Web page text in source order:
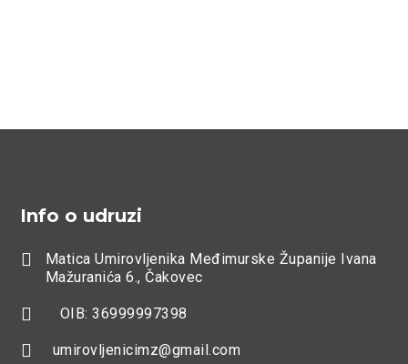
Info o udruzi

Matica Umirovljenika Međimurske Županije Ivana
Mažuranića 6., Čakovec
 OIB: 36999997398
 umirovljenicimz@gmail.com